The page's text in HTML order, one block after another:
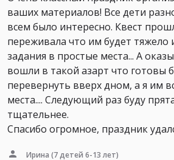
ваших материалов! Все дети
всем было интересно. Квест
переживала что им будет тяжело
задания в простые места... А
вошли в такой азарт что готовы
перевернуть вверх дном, а я им
места.... Следующий раз буду
тщательнее.
Спасибо огромное, праздник
Ирина (7 детей 6-13 лет)